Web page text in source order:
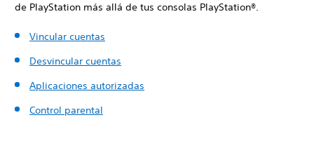
de PlayStation más allá de tus consolas PlayStation®.
Vincular cuentas
Desvincular cuentas
Aplicaciones autorizadas
Control parental